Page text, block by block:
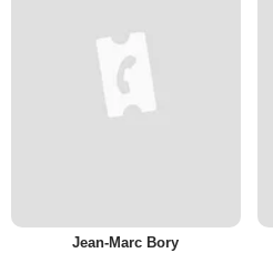
Jean-Marc Bory